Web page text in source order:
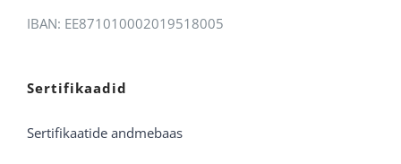
IBAN: EE871010002019518005
Sertifikaadid
Sertifikaatide andmebaas